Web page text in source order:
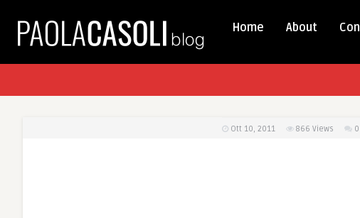
Home About
Ott 10, 2011 866 Views